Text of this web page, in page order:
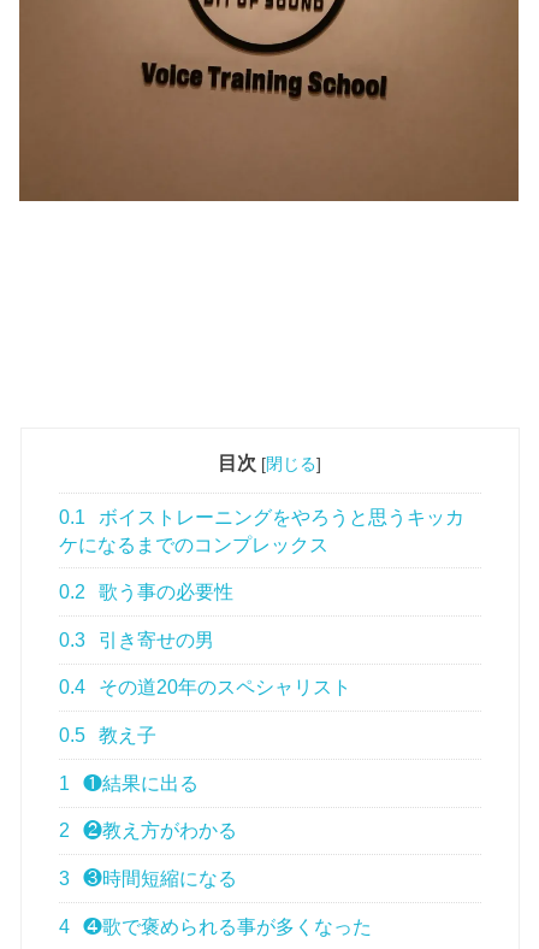
目次 [閉じる]
0.1
ボイストレーニングをやろうと思うキッカ
ケになるまでのコンプレックス
0.2 歌う事の必要性
0.3 引き寄せの男
0.4 その道20年のスペシャリスト
0.5 教え子
1 ❶結果に出る
2 ❷教え方がわかる
3 ❸時間短縮になる
4 ❹歌で褒められる事が多くなった